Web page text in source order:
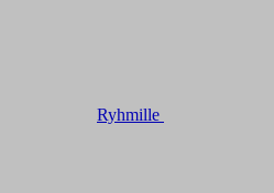
Ryhmille